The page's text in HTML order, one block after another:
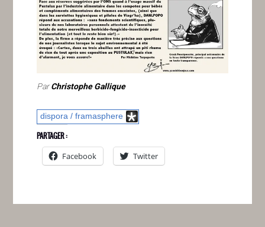
ParChristophe Gallique
dispora / framasphere
PARTAGER :
Facebook
Twitter